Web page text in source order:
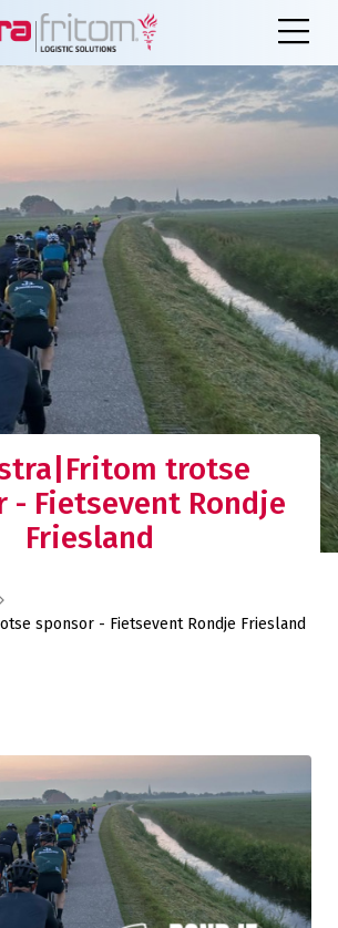
trotse
- Fietsevent Rondje
Friesland
sponsor - Fietsevent Rondje Friesland